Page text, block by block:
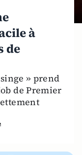
à
de
» prend
de Premier